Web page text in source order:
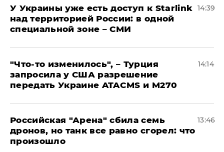
У Украины уже есть доступ к Starlink
над территорией России: в одной
специальной зоне – СМИ
14:39
​"Что-то изменилось", – Турция
запросила у США разрешение
передать Украине ATACMS и M270
14:14
​Российская "Арена" сбила семь
дронов, но танк все равно сгорел: что
произошло
13:46